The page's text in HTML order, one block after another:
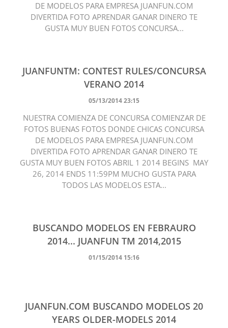
DE MODELOS PARA EMPRESA JUANFUN.COM
DIVERTIDA FOTO APRENDAR GANAR DINERO TE
GUSTA MUY BUEN FOTOS CONCURSA...
JUANFUNTM: CONTEST RULES/CONCURSA
VERANO 2014
05/13/2014 23:15
NUESTRA COMIENZA DE CONCURSA COMIENZAR DE
FOTOS BUENAS FOTOS DONDE CHICAS CONCURSA
DE MODELOS PARA EMPRESA JUANFUN.COM
DIVERTIDA FOTO APRENDAR GANAR DINERO TE
GUSTA MUY BUEN FOTOS ABRIL 1 2014 BEGINS MAY
26, 2014 ENDS 11:59PM MUCHO GUSTA PARA
TODOS LAS MODELOS ESTA...
BUSCANDO MODELOS EN FEBRAURO
2014... JUANFUN TM 2014,2015
01/15/2014 15:16
JUANFUN.COM BUSCANDO MODELOS 20
YEARS OLDER-MODELS 2014